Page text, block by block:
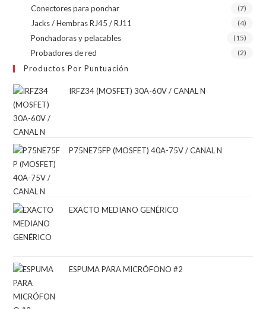
Conectores para ponchar (7)
Jacks / Hembras RJ45 / RJ11 (4)
Ponchadoras y pelacables (15)
Probadores de red (2)
Productos Por Puntuación
IRFZ34 (MOSFET) 30A-60V / CANAL N
P75NE75FP (MOSFET) 40A-75V / CANAL N
EXACTO MEDIANO GENÉRICO
ESPUMA PARA MICRÓFONO #2